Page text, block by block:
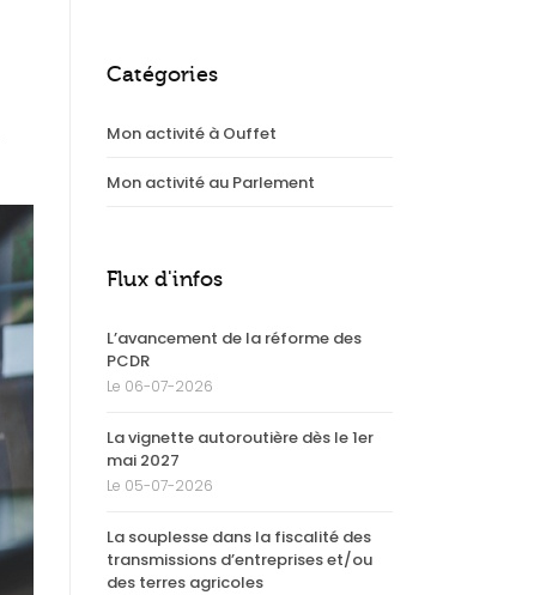
Catégories
Mon activité à Ouffet
Mon activité au Parlement
Flux d'infos
L’avancement de la réforme des
PCDR
Le 06-07-2026
La vignette autoroutière dès le 1er
mai 2027
Le 05-07-2026
La souplesse dans la fiscalité des
transmissions d’entreprises et/ou
des terres agricoles